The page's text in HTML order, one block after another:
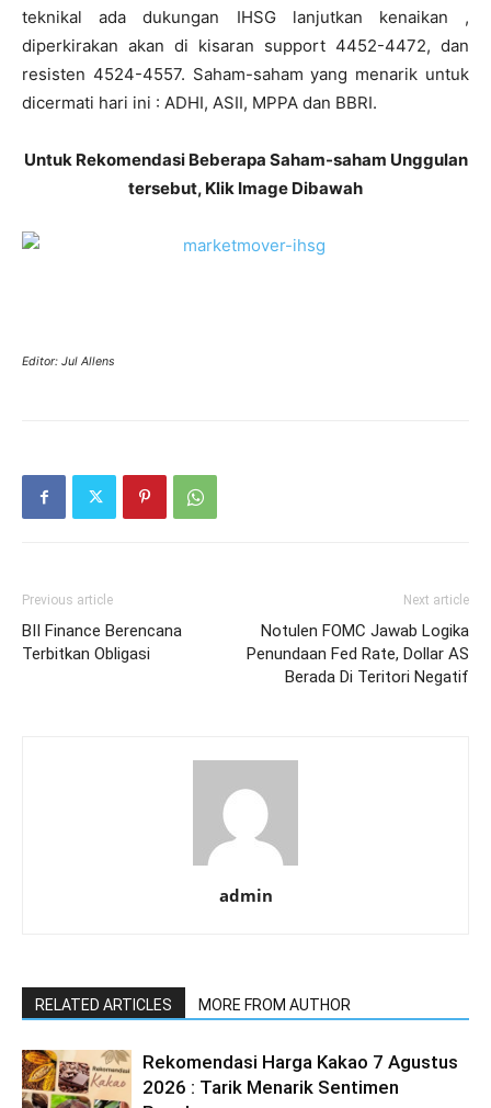
teknikal ada dukungan IHSG lanjutkan kenaikan ,
diperkirakan akan di kisaran support 4452-4472, dan
resisten 4524-4557. Saham-saham yang menarik untuk
dicermati hari ini : ADHI, ASII, MPPA dan BBRI.
Untuk Rekomendasi Beberapa Saham-saham Unggulan
tersebut, Klik Image Dibawah
Editor: Jul Allens
Previous article
BII Finance Berencana
Terbitkan Obligasi
Next article
Notulen FOMC Jawab Logika
Penundaan Fed Rate, Dollar AS
Berada Di Teritori Negatif
admin
RELATED ARTICLES MORE FROM AUTHOR
Rekomendasi Harga Kakao 7 Agustus
2026 : Tarik Menarik Sentimen